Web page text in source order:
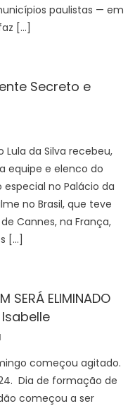
paulistas — em
[…]
Secreto e
Lula da Silva recebeu,
equipe e elenco do
no Palácio da
no Brasil, que teve
Cannes, na França,
[…]
SERÁ ELIMINADO
começou agitado.
Dia de formação de
começou a ser